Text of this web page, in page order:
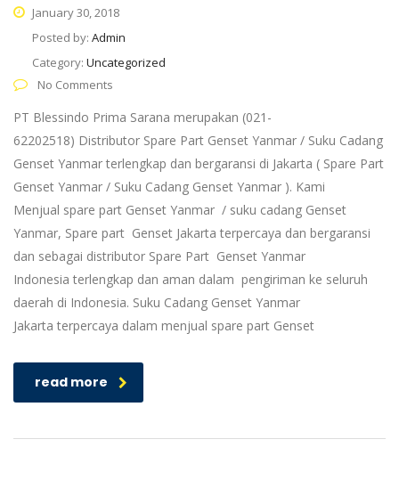
January 30, 2018
Posted by: Admin
Category: Uncategorized
No Comments
PT Blessindo Prima Sarana merupakan (021-
62202518) Distributor Spare Part Genset Yanmar / Suku Cadang
Genset Yanmar terlengkap dan bergaransi di Jakarta ( Spare Part
Genset Yanmar / Suku Cadang Genset Yanmar ). Kami
Menjual spare part Genset Yanmar / suku cadang Genset
Yanmar, Spare part Genset Jakarta terpercaya dan bergaransi
dan sebagai distributor Spare Part Genset Yanmar
Indonesia terlengkap dan aman dalam pengiriman ke seluruh
daerah di Indonesia. Suku Cadang Genset Yanmar
Jakarta terpercaya dalam menjual spare part Genset
read more